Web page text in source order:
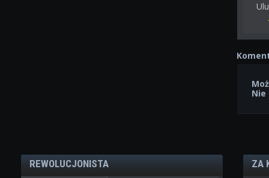
REWOLUCJONISTA ZA